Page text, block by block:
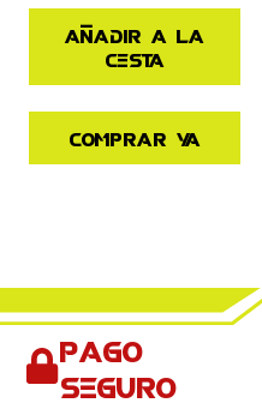
Añadir a la
cesta
Comprar ya
Pago
seguro